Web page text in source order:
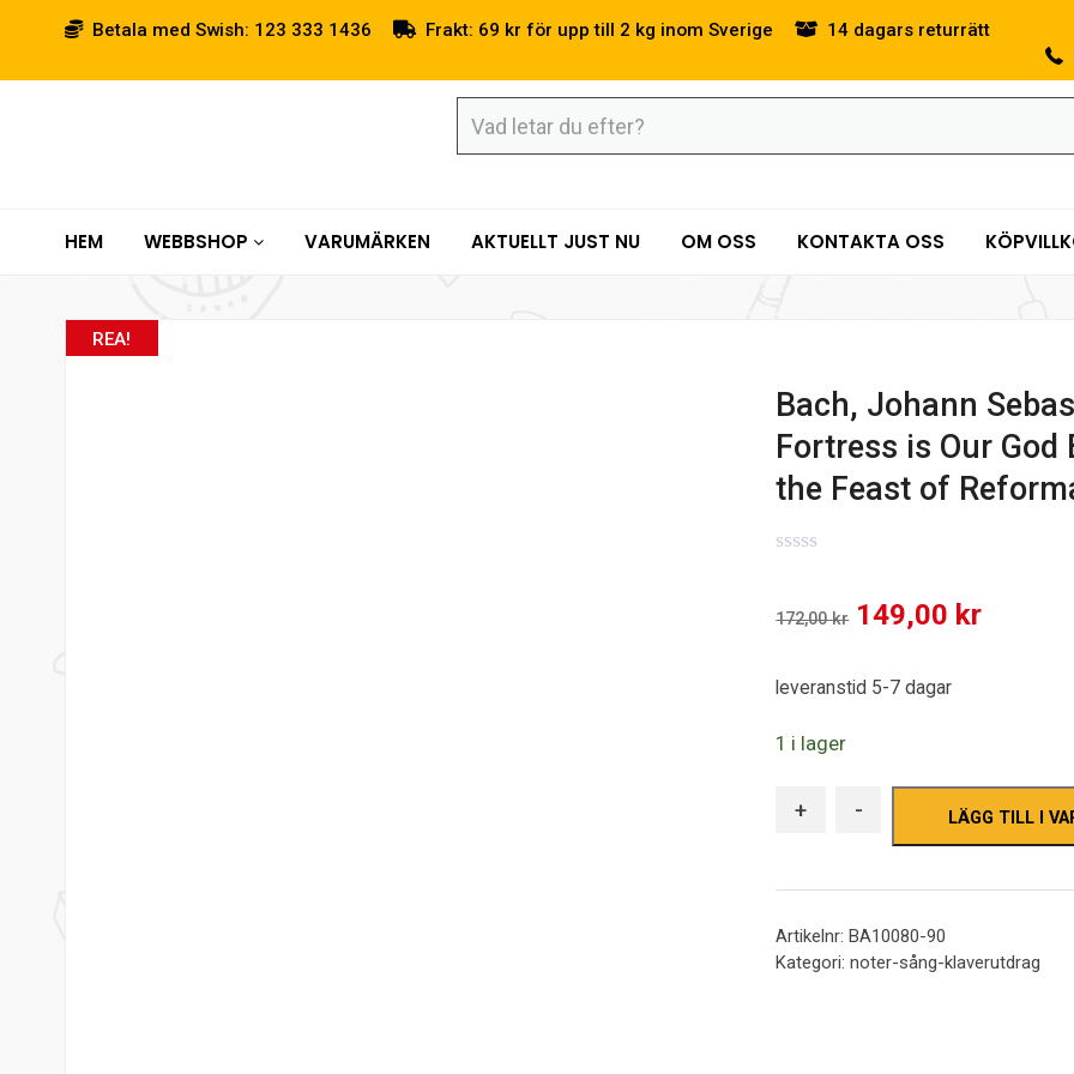
Betala med Swish: 123 333 1436 Frakt: 69 kr för upp till 2 kg inom Sverige
14 dagars returrätt
HEM WEBBSHOP VARUMÄRKEN AKTUELLT JUST NU OM OSS KONTAKTA OSS
REA!
Bach, Johann
Fortress is Our
the Feast of
of
172,00kr Det
priset
172,00 kr.
149,00 krDet
leveranstid 5-7 dagar
1 i lager
+ - LÄGG TILL I
Artikelnr:BA10080-90
Kategori:noter-sång-klaverutdrag